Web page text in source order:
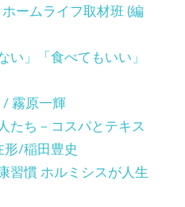
ームライフ取材班 (編
」「食べてもいい」
霧原一輝
たち－コスパとテキス
形/稲田豊史
習慣 ホルミシスが人生